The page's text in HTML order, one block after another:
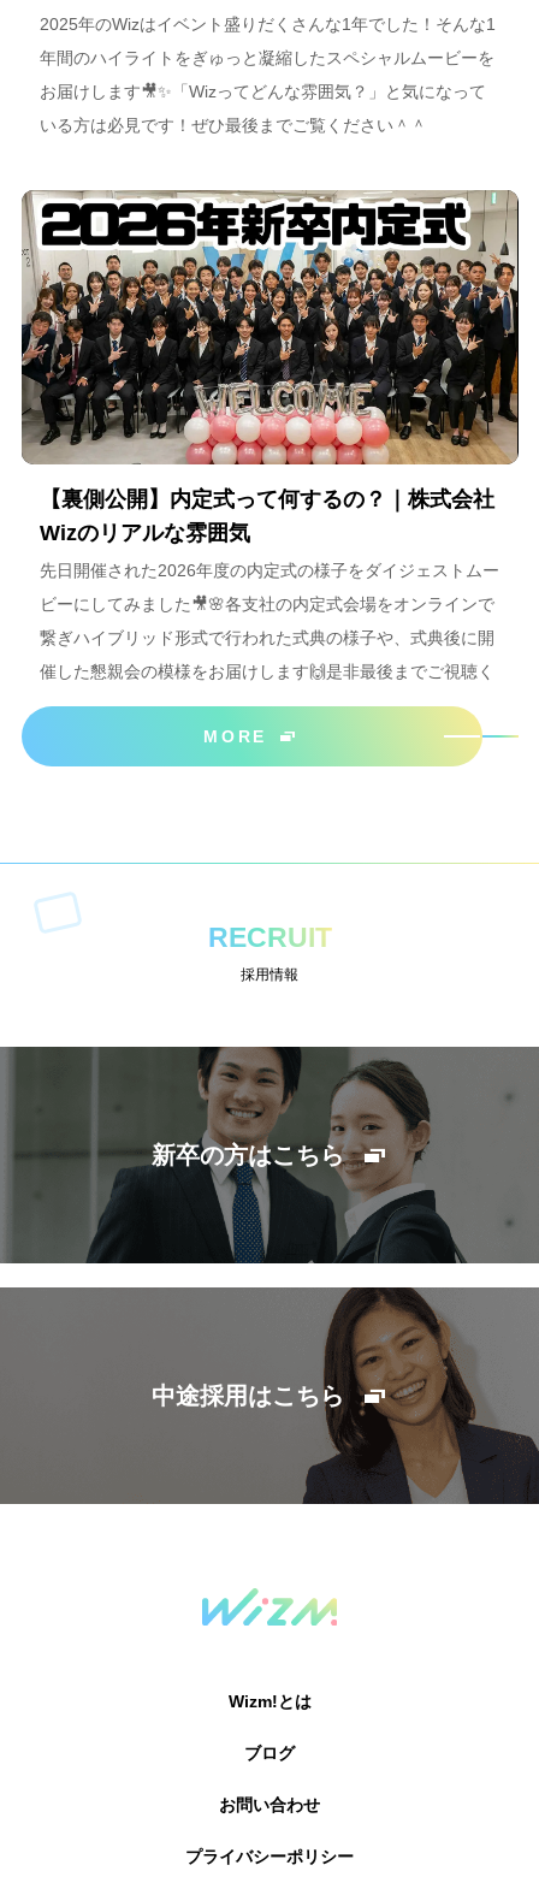
2025年のWizはイベント盛りだくさんな1年でした！そんな1
年間のハイライトをぎゅっと凝縮したスペシャルムービーを
お届けします🎥✨「Wizってどんな雰囲気？」と気になって
いる方は必見です！ぜひ最後までご覧ください＾＾
【裏側公開】内定式って何するの？｜株式会社
Wizのリアルな雰囲気
先日開催された2026年度の内定式の様子をダイジェストムー
ビーにしてみました🎥🌸各支社の内定式会場をオンラインで
繋ぎハイブリッド形式で行われた式典の様子や、式典後に開
催した懇親会の模様をお届けします🙌是非最後までご視聴く
ださいね＾＾
MORE
RECRUIT
採用情報
新卒の方はこちら
中途採用はこちら
Wizm!とは
ブログ
お問い合わせ
プライバシーポリシー